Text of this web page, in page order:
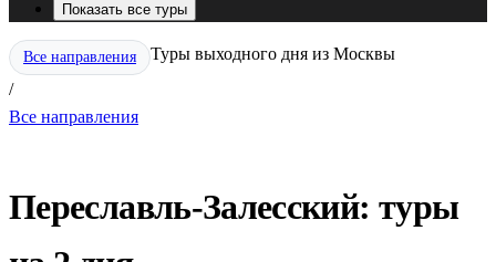
Показать все туры
Все направления
/
Туры выходного дня из Москвы
Все направления
Переславль-Залесский: туры